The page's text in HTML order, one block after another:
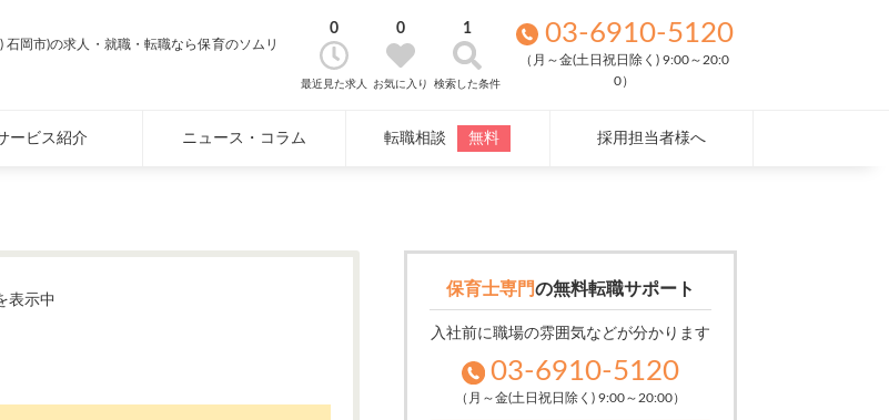
石岡市)の求人・就職・転職なら保育のソムリ
0
最近見た求人
0
お気に入り
1
検索した条件
03-6910-5120
（月～金(土日祝日除く) 9:00～20:0
0）
ービス紹介 ニュース・コラム 転職相談 無料 採用担当者様へ
表示中
保育士専門の無料転職サポート
入社前に職場の雰囲気などが分かります
03-6910-5120
（月～金(土日祝日除く) 9:00～20:00）